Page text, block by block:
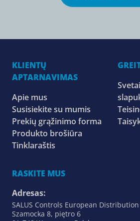
KLIENTŲ
APTARNAVIMAS
Apie mus
Susisiekite su mumis
Prekių grąžinimo forma
Produkto brošiūra
Tinklaraštis
RASKITE MUS
Adresas:
SALUS Controls European Distribution
Szamocka 8, piętro 6